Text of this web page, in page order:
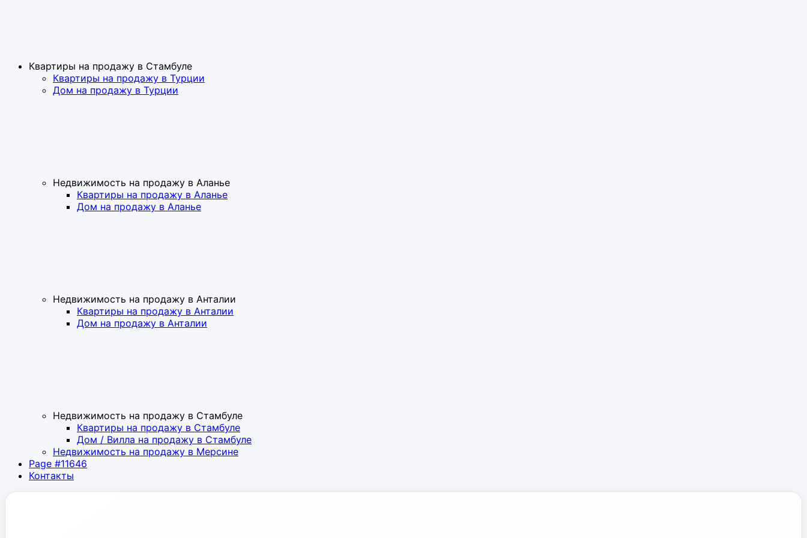
Квартиры на продажу в Стамбуле
Квартиры на продажу в Турции
Дом на продажу в Турции
Недвижимость на продажу в Аланье
Квартиры на продажу в Аланье
Дом на продажу в Аланье
Недвижимость на продажу в Анталии
Квартиры на продажу в Анталии
Дом на продажу в Анталии
Недвижимость на продажу в Стамбуле
Квартиры на продажу в Стамбуле
Дом / Вилла на продажу в Стамбуле
Недвижимость на продажу в Мерсине
Page #11646
Контакты